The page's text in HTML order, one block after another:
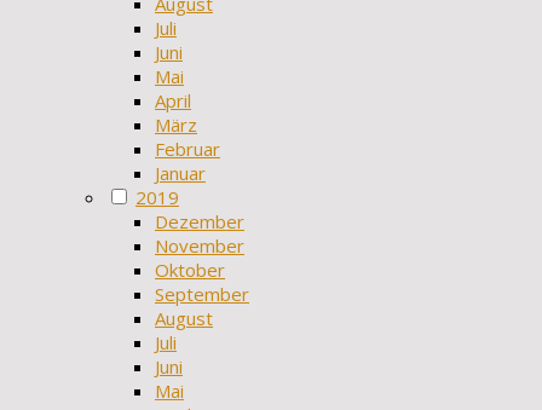
Juli
Juni
Mai
April
März
Februar
Januar
2019
Dezember
November
Oktober
September
August
Juli
Juni
Mai